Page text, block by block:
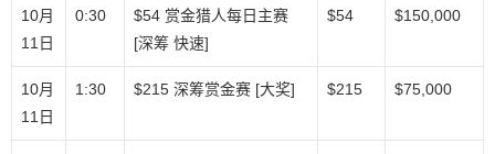
10月
11日
0:30
$54 赏金猎人每日主赛
[深筹 快速]
$54 $150,000
10月
11日
1:30 $215 深筹赏金赛 [大奖] $215 $75,000